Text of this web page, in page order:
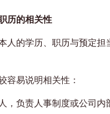
历的相关性
人的学历、职历与预定担
容易说明相关性：
，负责人事制度或公司内